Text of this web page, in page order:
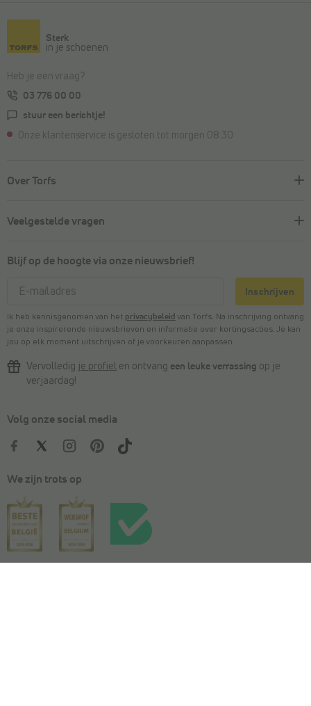
Sterk
in je schoenen
Heb je een vraag?
03 776 00 00
stuur een berichtje!
Onze klantenservice is gesloten tot morgen 08:30
Over Torfs
Veelgestelde vragen
Blijf op de hoogte via onze nieuwsbrief!
Inschrijven
Ik heb kennisgenomen van het privacybeleid van Torfs. Na inschrijving ontvang
je onze inspirerende nieuwsbrieven en informatie over kortingsacties. Je kan
jou op elk moment uitschrijven of je voorkeuren aanpassen.
Vervolledig je profiel en ontvang een leuke verrassing op je
verjaardag!
Volg onze social media
We zijn trots op